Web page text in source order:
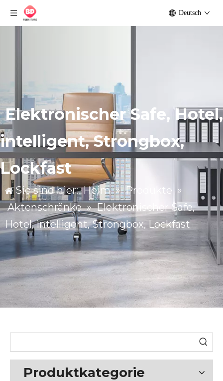
Deutsch
Elektronischer Safe, Hotel,
intelligent, Strongbox,
Lockfast
Sie sind hier: Heim » Produkte »
Aktenschränke » Elektronischer Safe,
Hotel, intelligent, Strongbox, Lockfast
Produktkategorie